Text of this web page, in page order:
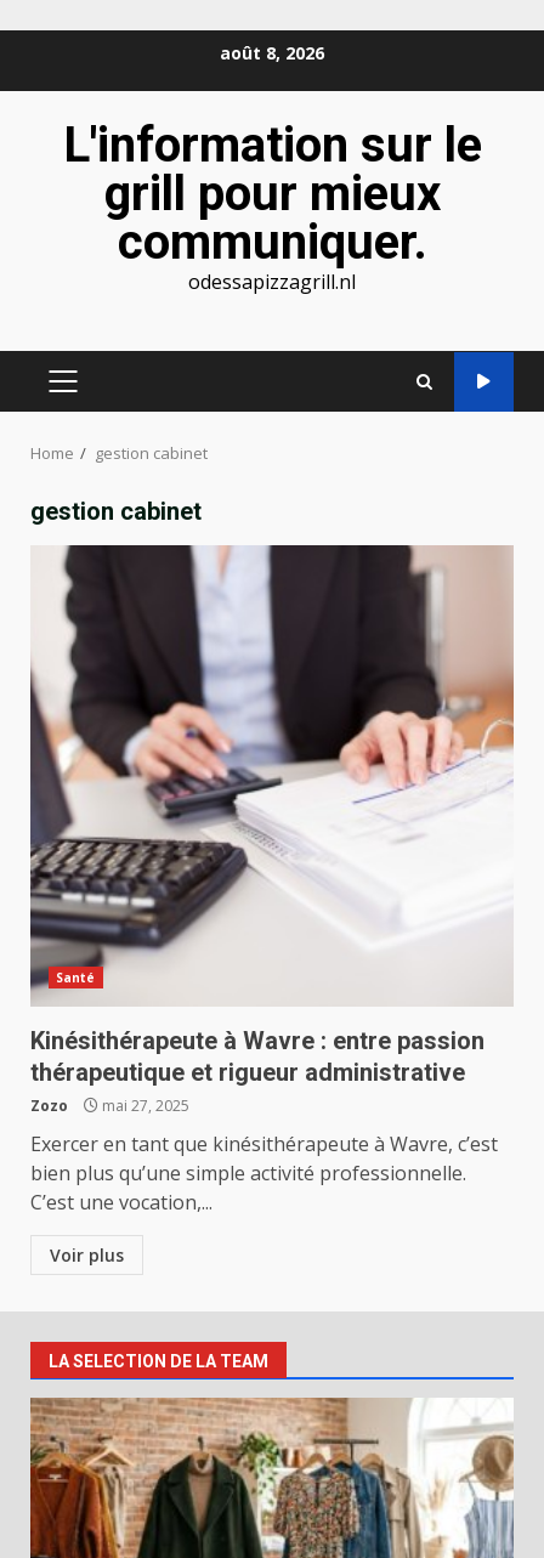
août 8, 2026
L'information sur le
grill pour mieux
communiquer.
odessapizzagrill.nl
PRIMARY
Home gestion cabinet
gestion cabinet
Santé
Kinésithérapeute à Wavre : entre passion
thérapeutique et rigueur administrative
Zozo mai 27, 2025
Exercer en tant que kinésithérapeute à Wavre, c’est
bien plus qu’une simple activité professionnelle.
C’est une vocation,...
Voir plus
LA SELECTION DE LA TEAM